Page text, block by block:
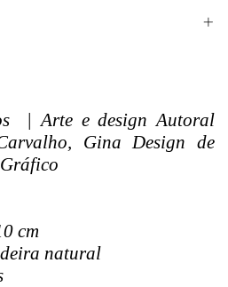
| Arte e design Autoral
Gina Design de
cm
natural